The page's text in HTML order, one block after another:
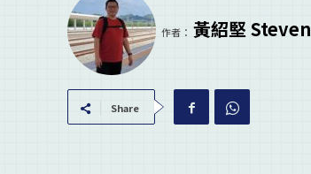
作者： 黃紹堅 Steven
Share